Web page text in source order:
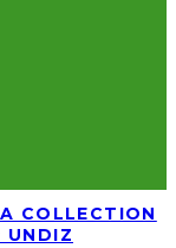
COLLECTION
UNDIZ